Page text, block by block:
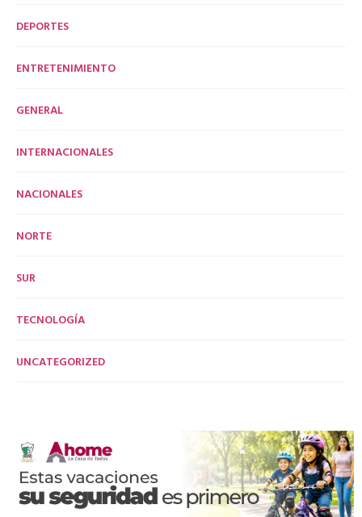
DEPORTES
ENTRETENIMIENTO
GENERAL
INTERNACIONALES
NACIONALES
NORTE
SUR
TECNOLOGÍA
UNCATEGORIZED